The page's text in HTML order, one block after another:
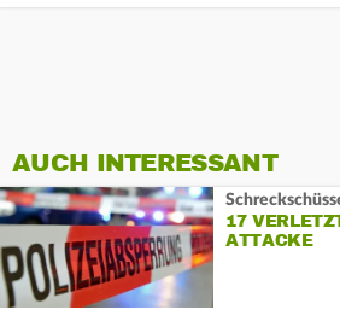
AUCH INTERESSANT
17
ATTACKE